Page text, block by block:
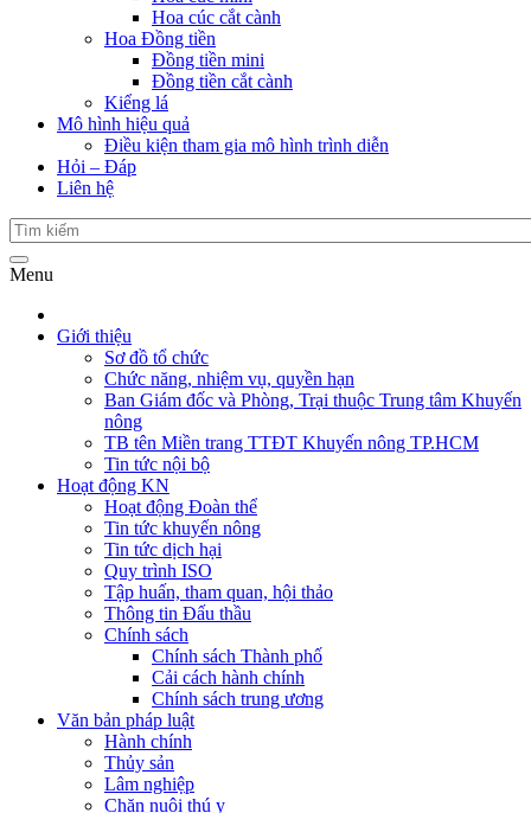
Hoa cúc cắt cành
Hoa Đồng tiền
Đồng tiền mini
Đồng tiền cắt cành
Kiểng lá
Mô hình hiệu quả
Điều kiện tham gia mô hình trình diễn
Hỏi – Đáp
Liên hệ
Menu
Giới thiệu
Sơ đồ tổ chức
Chức năng, nhiệm vụ, quyền hạn
Ban Giám đốc và Phòng, Trại thuộc Trung tâm Khuyến
nông
TB tên Miền trang TTĐT Khuyến nông TP.HCM
Tin tức nội bộ
Hoạt động KN
Hoạt động Đoàn thể
Tin tức khuyến nông
Tin tức dịch hại
Quy trình ISO
Tập huấn, tham quan, hội thảo
Thông tin Đấu thầu
Chính sách
Chính sách Thành phố
Cải cách hành chính
Chính sách trung ương
Văn bản pháp luật
Hành chính
Thủy sản
Lâm nghiệp
Chăn nuôi thú y